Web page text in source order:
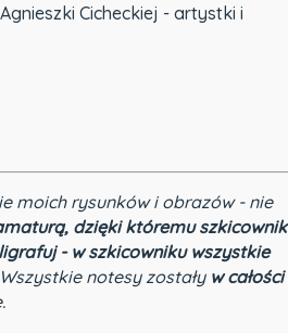
Cicheckiej - artystki i
moich rysunków i obrazów - nie
dzięki któremu szkicownik
- w szkicowniku wszystkie
notesy zostały w całości